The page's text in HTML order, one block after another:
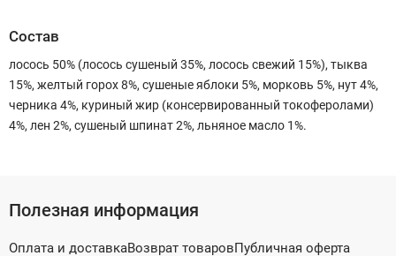
Состав
лосось 50% (лосось сушеный 35%, лосось свежий 15%), тыква
15%, желтый горох 8%, сушеные яблоки 5%, морковь 5%, нут 4%,
черника 4%, куриный жир (консервированный токоферолами)
4%, лен 2%, сушеный шпинат 2%, льняное масло 1%.
Полезная информация
Оплата и доставкаВозврат товаровПубличная оферта